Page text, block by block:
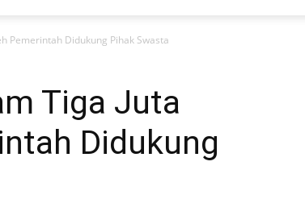
Pemerintah Didukung Pihak Swasta
Tiga Juta
Didukung